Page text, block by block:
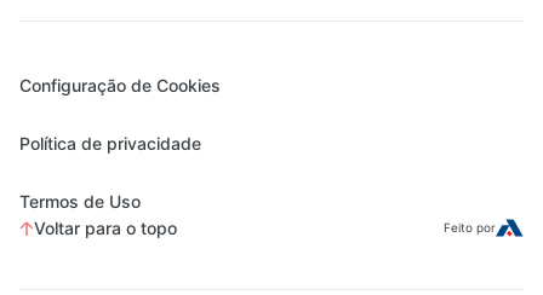
Configuração de Cookies
Política de privacidade
Termos de Uso
Voltar para o topo
Feito por